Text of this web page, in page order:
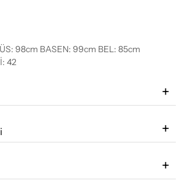
98cm BASEN: 99cm BEL: 85cm
42